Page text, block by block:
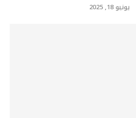
يونيو 18, 2025